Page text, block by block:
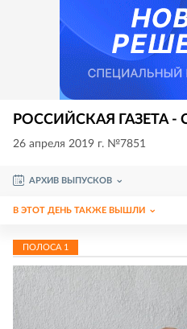
РОССИЙСКАЯ ГАЗЕТА
26 апреля 2019 г. №7851
АРХИВ ВЫПУСКОВ
В ЭТОТ ДЕНЬ ТАКЖЕ ВЫШЛИ
ПОЛОСА 1